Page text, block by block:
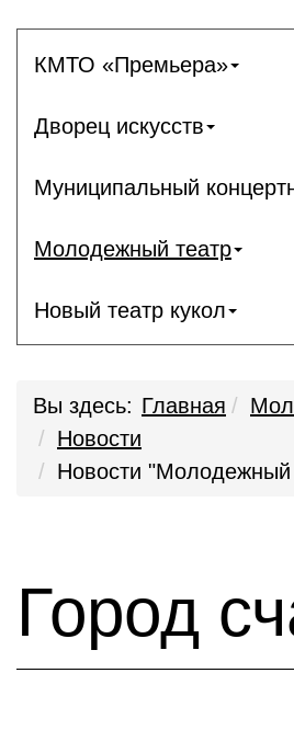
КМТО «Премьера»
Дворец искусств
Муниципальный
Молодежный театр
Новый театр кукол
Вы здесь: Главная
Новости
Новости "Молодежный
Город